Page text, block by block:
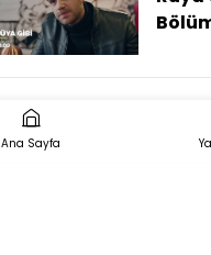
Ana Sayfa